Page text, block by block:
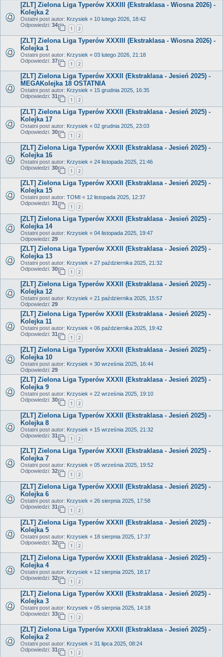
[ZLT] Zielona Liga Typerów XXXIII (Ekstraklasa - Wiosna 2026) -
Kolejka 2
Ostatni post autor: Krzysiek « 10 lutego 2026, 18:42
Odpowiedzi: 34
1 2
[ZLT] Zielona Liga Typerów XXXIII (Ekstraklasa - Wiosna 2026) -
Kolejka 1
Ostatni post autor: Krzysiek « 03 lutego 2026, 21:18
Odpowiedzi: 37
1 2
[ZLT] Zielona Liga Typerów XXXII (Ekstraklasa - Jesień 2025) -
MEGAKolejka 18 OSTATNIA
Ostatni post autor: Krzysiek « 15 grudnia 2025, 16:35
Odpowiedzi: 31
1 2
[ZLT] Zielona Liga Typerów XXXII (Ekstraklasa - Jesień 2025) -
Kolejka 17
Ostatni post autor: Krzysiek « 02 grudnia 2025, 23:03
Odpowiedzi: 30
1 2
[ZLT] Zielona Liga Typerów XXXII (Ekstraklasa - Jesień 2025) -
Kolejka 16
Ostatni post autor: Krzysiek « 24 listopada 2025, 21:46
Odpowiedzi: 30
1 2
[ZLT] Zielona Liga Typerów XXXII (Ekstraklasa - Jesień 2025) -
Kolejka 15
Ostatni post autor: TOMI « 12 listopada 2025, 12:37
Odpowiedzi: 31
1 2
[ZLT] Zielona Liga Typerów XXXII (Ekstraklasa - Jesień 2025) -
Kolejka 14
Ostatni post autor: Krzysiek « 04 listopada 2025, 19:47
Odpowiedzi: 29
[ZLT] Zielona Liga Typerów XXXII (Ekstraklasa - Jesień 2025) -
Kolejka 13
Ostatni post autor: Krzysiek « 27 października 2025, 21:32
Odpowiedzi: 30
1 2
[ZLT] Zielona Liga Typerów XXXII (Ekstraklasa - Jesień 2025) -
Kolejka 12
Ostatni post autor: Krzysiek « 21 października 2025, 15:57
Odpowiedzi: 29
[ZLT] Zielona Liga Typerów XXXII (Ekstraklasa - Jesień 2025) -
Kolejka 11
Ostatni post autor: Krzysiek « 06 października 2025, 19:42
Odpowiedzi: 31
1 2
[ZLT] Zielona Liga Typerów XXXII (Ekstraklasa - Jesień 2025) -
Kolejka 10
Ostatni post autor: Krzysiek « 30 września 2025, 16:44
Odpowiedzi: 29
[ZLT] Zielona Liga Typerów XXXII (Ekstraklasa - Jesień 2025) -
Kolejka 9
Ostatni post autor: Krzysiek « 22 września 2025, 19:10
Odpowiedzi: 30
1 2
[ZLT] Zielona Liga Typerów XXXII (Ekstraklasa - Jesień 2025) -
Kolejka 8
Ostatni post autor: Krzysiek « 15 września 2025, 21:32
Odpowiedzi: 31
1 2
[ZLT] Zielona Liga Typerów XXXII (Ekstraklasa - Jesień 2025) -
Kolejka 7
Ostatni post autor: Krzysiek « 05 września 2025, 19:52
Odpowiedzi: 32
1 2
[ZLT] Zielona Liga Typerów XXXII (Ekstraklasa - Jesień 2025) -
Kolejka 6
Ostatni post autor: Krzysiek « 26 sierpnia 2025, 17:58
Odpowiedzi: 31
1 2
[ZLT] Zielona Liga Typerów XXXII (Ekstraklasa - Jesień 2025) -
Kolejka 5
Ostatni post autor: Krzysiek « 18 sierpnia 2025, 17:37
Odpowiedzi: 32
1 2
[ZLT] Zielona Liga Typerów XXXII (Ekstraklasa - Jesień 2025) -
Kolejka 4
Ostatni post autor: Krzysiek « 12 sierpnia 2025, 18:17
Odpowiedzi: 32
1 2
[ZLT] Zielona Liga Typerów XXXII (Ekstraklasa - Jesień 2025) -
Kolejka 3
Ostatni post autor: Krzysiek « 05 sierpnia 2025, 14:18
Odpowiedzi: 33
1 2
[ZLT] Zielona Liga Typerów XXXII (Ekstraklasa - Jesień 2025) -
Kolejka 2
Ostatni post autor: Krzysiek « 31 lipca 2025, 08:24
Odpowiedzi: 31
1 2